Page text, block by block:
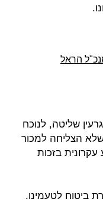
הראל
שליטה, לנוכח
הצליחה למכור
בזכות
ביטוח לטעמינו.